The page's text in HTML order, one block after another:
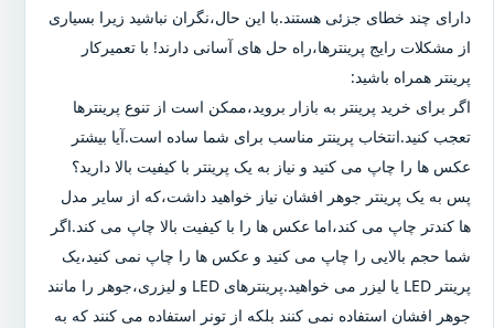
دارای چند خطای جزئی هستند.با این حال،نگران نباشید زیرا بسیاری
از مشکلات رایج پرینترها،راه حل های آسانی دارند! با تعمیرکار
پرینتر همراه باشید:
اگر برای خرید پرینتر به بازار بروید،ممکن است از تنوع پرینترها
تعجب کنید.انتخاب پرینتر مناسب برای شما ساده است.آیا بیشتر
عکس ها را چاپ می کنید و نیاز به یک پرینتر با کیفیت بالا دارید؟
پس به یک پرینتر جوهر افشان نیاز خواهید داشت،که از سایر مدل
ها کندتر چاپ می کند،اما عکس ها را با کیفیت بالا چاپ می کند.اگر
شما حجم بالایی را چاپ می کنید و عکس ها را چاپ نمی کنید،یک
پرینتر LED یا لیزر می خواهید.پرینترهای LED و لیزری،جوهر را مانند
جوهر افشان استفاده نمی کنند بلکه از تونر استفاده می کنند که به